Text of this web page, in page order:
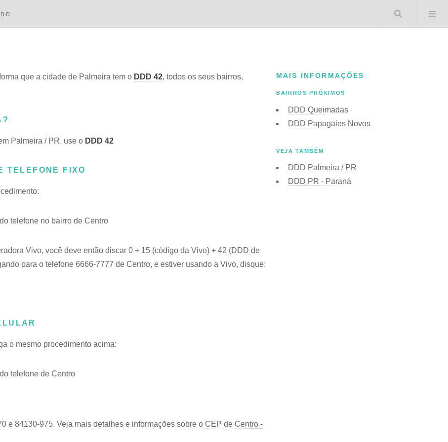
Buscar
que a cidade de Palmeira tem o DDD 42, todos os seus bairros,
Palmeira / PR, use o DDD 42
TELEFONE FIXO
telefone no bairro de Centro
Vivo, você deve então discar 0 + 15 (código da Vivo) + 42 (DDD de
para o telefone 6666-7777 de Centro, e estiver usando a Vivo, disque:
o mesmo procedimento acima:
telefone de Centro
e 84130-975. Veja mais detalhes e informações sobre o CEP de Centro -
MAIS INFORMAÇÕES
BAIRROS PRÓXIMOS
DDD Queimadas
DDD Papagaios Novos
VEJA TAMBÉM
DDD Palmeira / PR
DDD PR - Paraná